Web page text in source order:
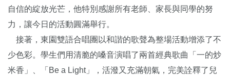
自信的綻放光芒，他特別感謝所有老師、家長與同學的努
力，讓今日的活動圓滿舉行。
接著，東園雙語合唱團以和諧的歌聲為整場活動增添了不
少色彩。學生們用清脆的嗓音演唱了兩首經典歌曲「一的炒
米香」、「Be a Light」，活潑又充滿朝氣，完美詮釋了兒